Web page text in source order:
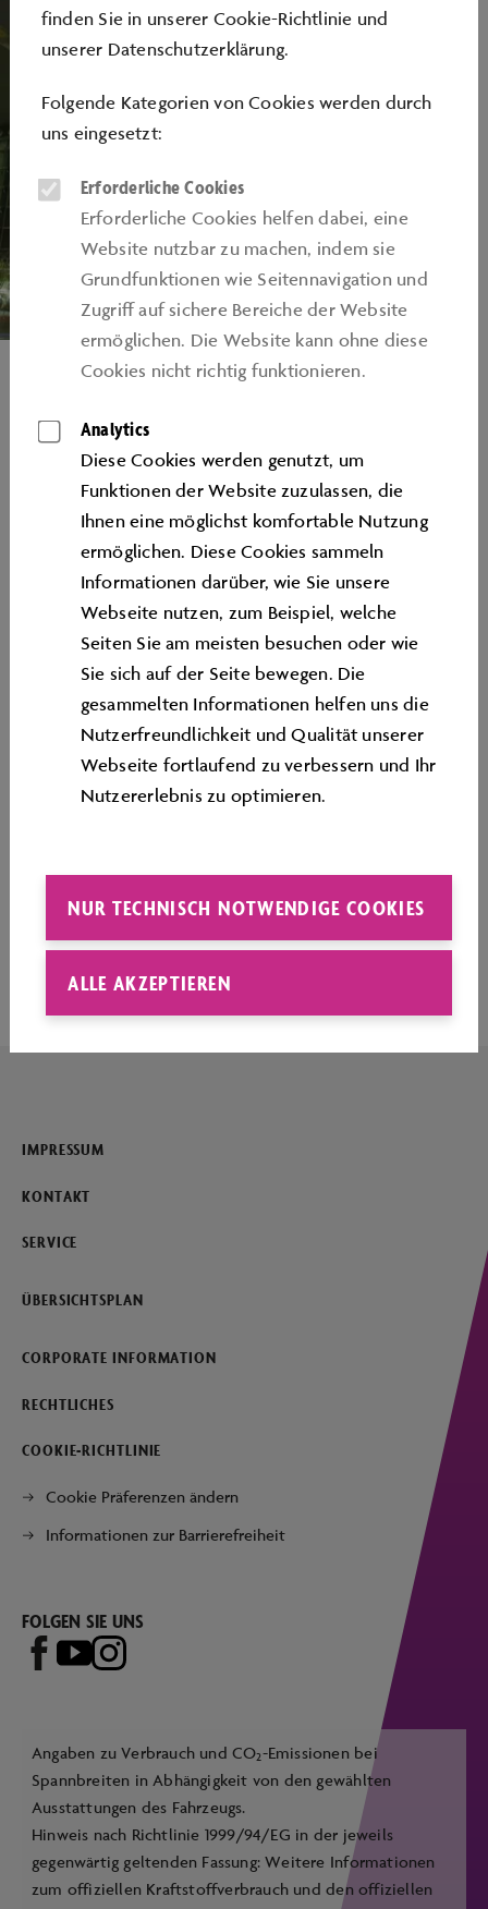
Foto: Emanuel Raab
EIN ZWEITER BLICK LOHNT SICH
Im Inneren der Installation sehen Sie zwei
Schriftbänder, auf denen Informationen in englischer
und französischer Sprache zu lesen sind. Außen am
Globus befestigt befindet sich eine blaue LED-
Anzeige, die Ihnen die geographische Position
Wolfsburgs, die örtliche Temperatur sowie die
Ortszeit verrät. „Wolfsburg liegt auf der
Südhalbkugel?“ werden Sie sich beim Betrachten
fragen - blicken Sie jedoch auf die Spiegelung der
„Exosphäre“ im darunterliegenden Globenfeld,
vervollständigt sich das Bild.
Seitenanfang
IMPRESSUM
KONTAKT
SERVICE
ÜBERSICHTSPLAN
CORPORATE INFORMATION
RECHTLICHES
COOKIE-RICHTLINIE
Cookie Präferenzen ändern
Informationen zur Barrierefreiheit
FOLGEN SIE UNS
Angaben zu Verbrauch und CO2-Emissionen bei
Spannbreiten in Abhängigkeit von den gewählten
Ausstattungen des Fahrzeugs.
Hinweis nach Richtlinie 1999/94/EG in der jeweils
gegenwärtig geltenden Fassung: Weitere Informationen
zum offiziellen Kraftstoffverbrauch und den offiziellen
finden Sie in unserer Cookie-Richtlinie und
unserer Datenschutzerklärung.
Folgende Kategorien von Cookies werden durch
uns eingesetzt:
Erforderliche Cookies
Erforderliche Cookies helfen dabei, eine
Website nutzbar zu machen, indem sie
Grundfunktionen wie Seitennavigation und
Zugriﬀ auf sichere Bereiche der Website
ermöglichen. Die Website kann ohne diese
Cookies nicht richtig funktionieren.
Analytics
Diese Cookies werden genutzt, um
Funktionen der Website zuzulassen, die
Ihnen eine möglichst komfortable Nutzung
ermöglichen. Diese Cookies sammeln
Informationen darüber, wie Sie unsere
Webseite nutzen, zum Beispiel, welche
Seiten Sie am meisten besuchen oder wie
Sie sich auf der Seite bewegen. Die
gesammelten Informationen helfen uns die
Nutzerfreundlichkeit und Qualität unserer
Webseite fortlaufend zu verbessern und Ihr
Nutzererlebnis zu optimieren.
NUR TECHNISCH NOTWENDIGE COOKIES
ALLE AKZEPTIEREN